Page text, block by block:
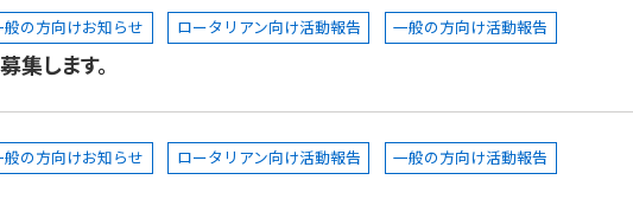
般の方向けお知らせ ロータリアン向け活動報告 一般の方向け活動報告
集します。
般の方向けお知らせ ロータリアン向け活動報告 一般の方向け活動報告